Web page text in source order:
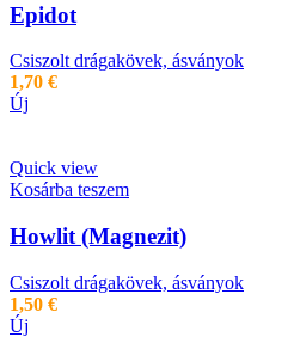
Epidot
Csiszolt drágakövek, ásványok
1,70 €
Új
Quick view
Kosárba teszem
Howlit (Magnezit)
Csiszolt drágakövek, ásványok
1,50 €
Új